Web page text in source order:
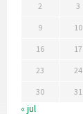
2 3
9 10
16 17
23 24
30 31
« jul